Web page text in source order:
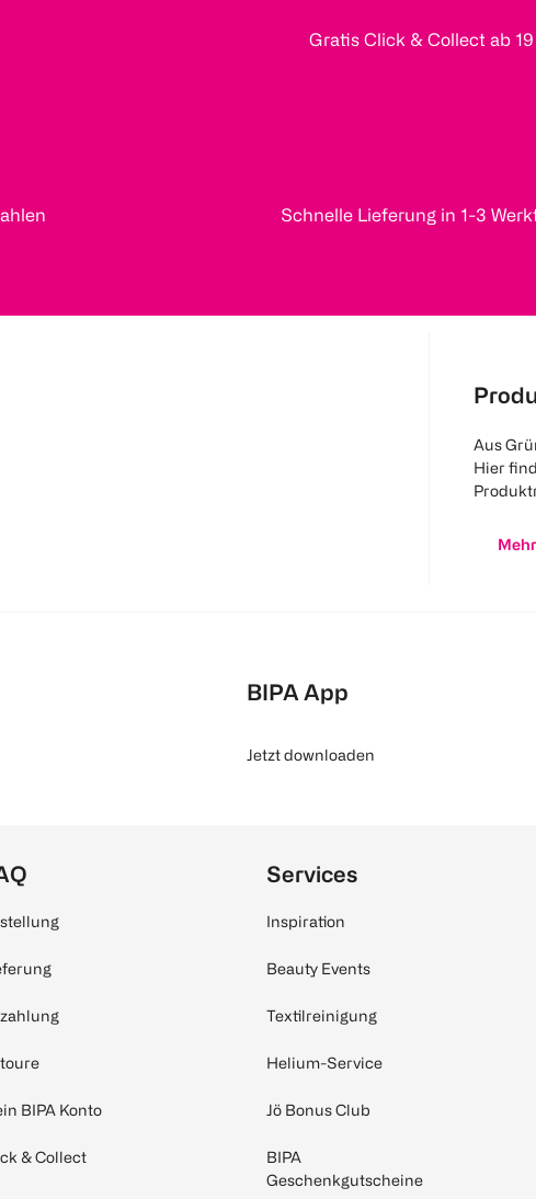
Gratis Click & Collect ab
Schnelle Lieferung in 1-3
Aus
Hier
BIPA App
Jetzt downloaden
BIPA Konto
& Collect
Services
Inspiration
Beauty Events
Textilreinigung
Helium-Service
Jö Bonus Club
BIPA
Geschenkgutscheine